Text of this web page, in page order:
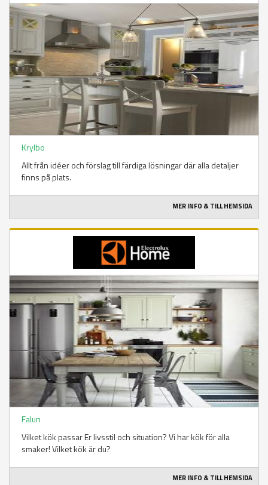
Krylbo
Allt från idéer och förslag till färdiga lösningar där alla detaljer
finns på plats.
MER INFO & TILL HEMSIDA
Falun
Vilket kök passar Er livsstil och situation? Vi har kök för alla
smaker! Vilket kök är du?
MER INFO & TILL HEMSIDA